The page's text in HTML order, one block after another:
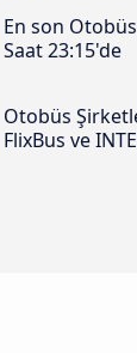
En son Otobüs
Saat 23:15'de
Otobüs
FlixBus ve